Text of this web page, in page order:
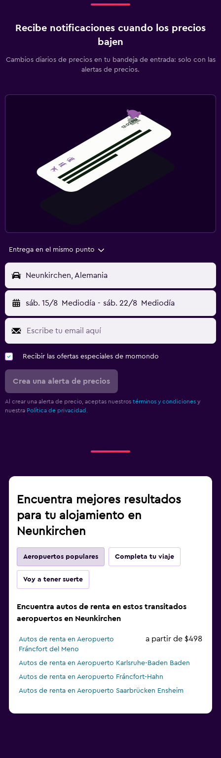
Recibe notificaciones cuando los precios
bajen
Cambios diarios de precios en tu bandeja de entrada: solo con las
alertas de precios.
Entrega en el mismo punto
Neunkirchen, Alemania
sáb. 15/8 Mediodía - sáb. 22/8 Mediodía
Recibir las ofertas especiales de momondo
Crea una alerta de precios
Al crear una alerta de precio, aceptas nuestros términos y condiciones y
nuestra Política de privacidad.
Encuentra mejores resultados
para tu alojamiento en
Neunkirchen
Aeropuertos populares Completa tu viaje
Voy a tener suerte
Encuentra autos de renta en estos transitados
aeropuertos en Neunkirchen
Autos de renta en Aeropuerto
Fráncfort del Meno
a partir de $498
Autos de renta en Aeropuerto Karlsruhe-Baden Baden
Autos de renta en Aeropuerto Fráncfort-Hahn
Autos de renta en Aeropuerto Saarbrücken Ensheim